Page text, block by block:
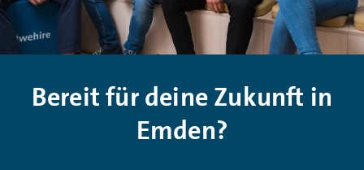
Bereit für deine Zukunft in
Emden?